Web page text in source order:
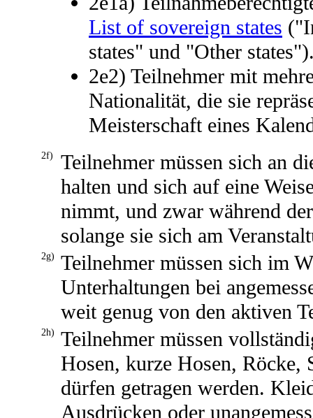
List of sovereign states
states" und "Other
2e2) Teilnehmer mit
Nationalität, die sie
Meisterschaft eines
2f)
Teilnehmer müssen sich an
halten und sich auf eine
nimmt, und zwar während
solange sie sich am
2g)
Teilnehmer müssen sich im
Unterhaltungen bei
weit genug von den aktiven
2h)
Teilnehmer müssen
Hosen, kurze Hosen, Röcke,
dürfen getragen werden.
Ausdrücken oder